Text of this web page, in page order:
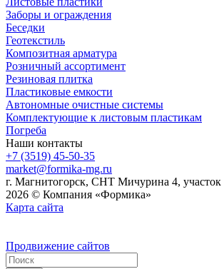
Заборы и ограждения
Беседки
Геотекстиль
Композитная арматура
Розничный ассортимент
Резиновая плитка
Пластиковые емкости
Автономные очистные системы
Комплектующие к листовым пластикам
Погреба
Наши контакты
+7 (3519) 45-50-35
market@formika-mg.ru
г. Магнитогорск, СНТ Мичурина 4, участок
2026 © Компания «Формика»
Карта сайта
Продвижение сайтов